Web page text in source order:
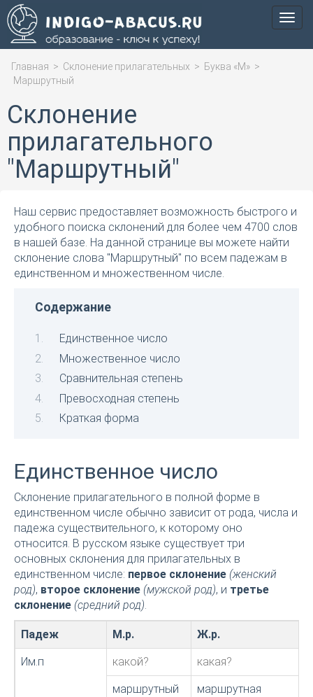
Меню
Главная > Склонение прилагательных > Буква «М» >
Маршрутный
Склонение
прилагательного
"Маршрутный"
Наш сервис предоставляет возможность быстрого и
удобного поиска склонений для более чем 4700 слов
в нашей базе. На данной странице вы можете найти
склонение слова "Маршрутный" по всем падежам в
единственном и множественном числе.
Содержание
Единственное число
Множественное число
Сравнительная степень
Превосходная степень
Краткая форма
Единственное число
Склонение прилагательного в полной форме в
единственном числе обычно зависит от рода, числа и
падежа существительного, к которому оно
относится. В русском языке существует три
основных склонения для прилагательных в
единственном числе: первое склонение (женский
род), второе склонение (мужской род), и третье
склонение (средний род).
Падеж М.р. Ж.р.
Им.п какой? какая?
маршрутный маршрутная